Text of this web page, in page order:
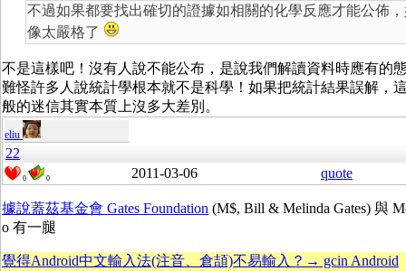
不過如果都要找出確切的證據如相關的化學反應才能公佈
像太嚴格了
不是這樣吧！沒有人說不能公布，是說我們解讀資料時應有的
難怪許多人說統計學根本就不是科學！如果把統計結果誤解，
般的迷信其實本質上沒多大差別。
eliu
22
0 0 2011-03-06 quote
據說蓋茲基金會 Gates Foundation (M$, Bill & Melinda Gates) 與
o 有一腿
覺得Android中文輸入法(注音、倉頡)不易輸入？→ gcin Android